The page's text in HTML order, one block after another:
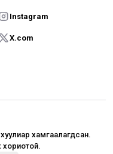
Instagram
X.com
хамгаалагдсан.
хориотой.